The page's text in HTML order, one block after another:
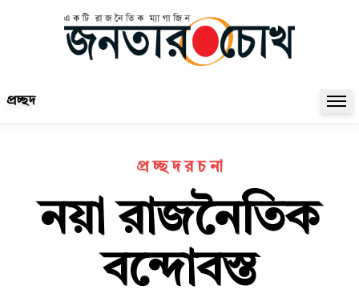
প্রচ্ছদ
প্র চ্ছ দ র চ না
নয়া রাজনৈতিক
বন্দোবস্ত